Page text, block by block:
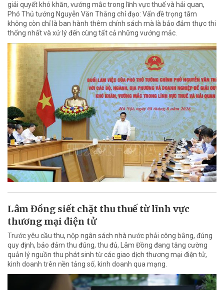
giải quyết khó khăn, vướng mắc trong lĩnh vực thuế và hải quan,
Phó Thủ tướng Nguyễn Văn Thắng chỉ đạo: Vấn đề trọng tâm
không còn chỉ là ban hành thêm chính sách mà là bảo đảm thực thi
thống nhất và xử lý đến cùng tất cả những vướng mắc.
Lâm Đồng siết chặt thu thuế từ lĩnh vực
thương mại điện tử
Trước yêu cầu thu, nộp ngân sách nhà nước phải công bằng, đúng
quy định, bảo đảm thu đúng, thu đủ, Lâm Đồng đang tăng cường
quản lý nguồn thu phát sinh từ các giao dịch thương mại điện tử,
kinh doanh trên nền tảng số, kinh doanh qua mạng.